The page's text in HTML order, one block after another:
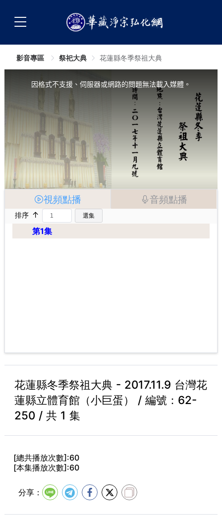
影音專區 祭祀大典 花蓮縣冬季祭祖大典
因格式不支援、伺服器或網路的問題無法載入媒體。
視頻點播 音頻點播
排序 ↑ 選集
第1集
花蓮縣冬季祭祖大典 - 2017.11.9 台灣花
蓮縣立體育館（小巨蛋） / 編號：62-
250 / 共 1 集
[總共播放次數]:60
[本集播放次數]:60
分享：